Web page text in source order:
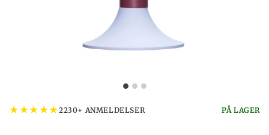
★★★★★2230+ ANMELDELSER PÅ LAGER